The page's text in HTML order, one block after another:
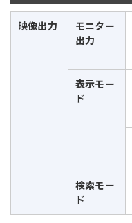
映像出力
モニター
出力
表示モー
ド
検索モー
ド